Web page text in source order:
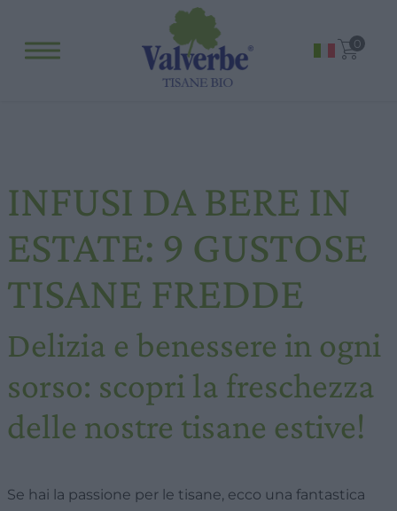
0
Blog
Calendario
Offerte scuole e gruppi
Orari
INFUSI DA BERE IN
ESTATE: 9 GUSTOSE
TISANE FREDDE
Delizia e benessere in ogni
sorso: scopri la freschezza
delle nostre tisane estive!
Se hai la passione per le tisane, ecco una fantastica